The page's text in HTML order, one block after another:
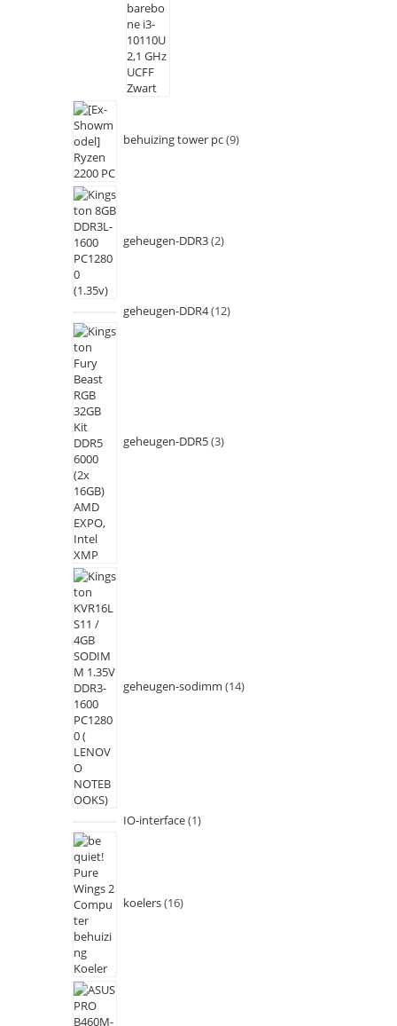
behuizing tower pc 9
geheugen-DDR3 2
geheugen-DDR4 12
geheugen-DDR5 3
geheugen-sodimm 14
IO-interface 1
koelers 16